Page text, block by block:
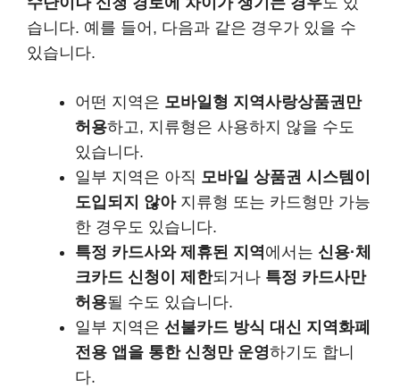
습니다. 예를 들어, 다음과 같은 경우가 있을 수
있습니다.
어떤 지역은 모바일형 지역사랑상품권만
허용하고, 지류형은 사용하지 않을 수도
있습니다.
일부 지역은 아직 모바일 상품권 시스템이
도입되지 않아지류형 또는 카드형만 가능
한 경우도 있습니다.
특정 카드사와 제휴된 지역 에서는 신용·체
크카드 신청이 제한되거나 특정 카드사만
허용될 수도 있습니다.
일부 지역은 선불카드 방식 대신 지역화폐
전용 앱을 통한 신청만 운영하기도 합니
다.